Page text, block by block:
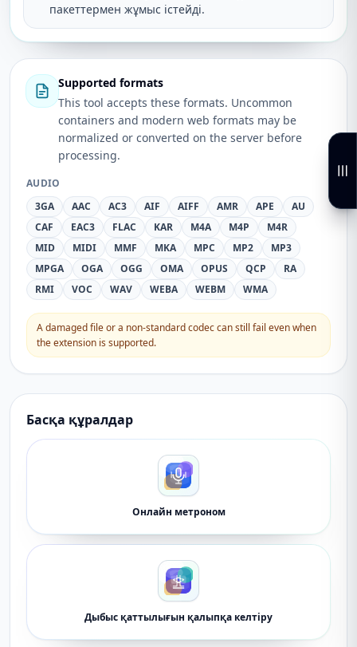
пакеттермен жұмыс істейді.
Supported formats
This tool accepts these formats. Uncommon
containers and modern web formats may be
normalized or converted on the server before
processing.
AUDIO
3GA
AAC AC3 AIF AIFF AMR APE
AU
CAF
EAC3 FLAC KAR M4A M4P
M4R
MID
MIDI MMF MKA MPC MP2
MP3
MPGA
OGA OGG OMA OPUS QCP
RA
RMI
VOC WAV WEBA WEBM WMA
A damaged file or a non-standard codec can still fail even when
the extension is supported.
Басқа құралдар
Онлайн метроном
Дыбыс қаттылығын қалыпқа келтіру